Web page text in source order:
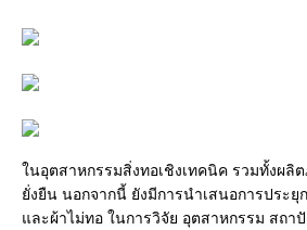
ในอุตสาหกรรมสิ่งทอเชิงเทคนิค รวมทั้งผลิ
ยั่งยืน นอกจากนี้ ยังมีการนำเสนอการประ
และผ้าไม่ทอ ในการวิจัย อุตสาหกรรม สถา